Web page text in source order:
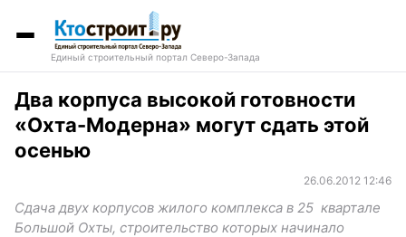
Единый строительный портал Северо-Запада
Два корпуса высокой готовности
«Охта-Модерна» могут сдать этой
осенью
26.06.2012 12:46
Сдача двух корпусов жилого комплекса в 25 квартале
Большой Охты, строительство которых начинало